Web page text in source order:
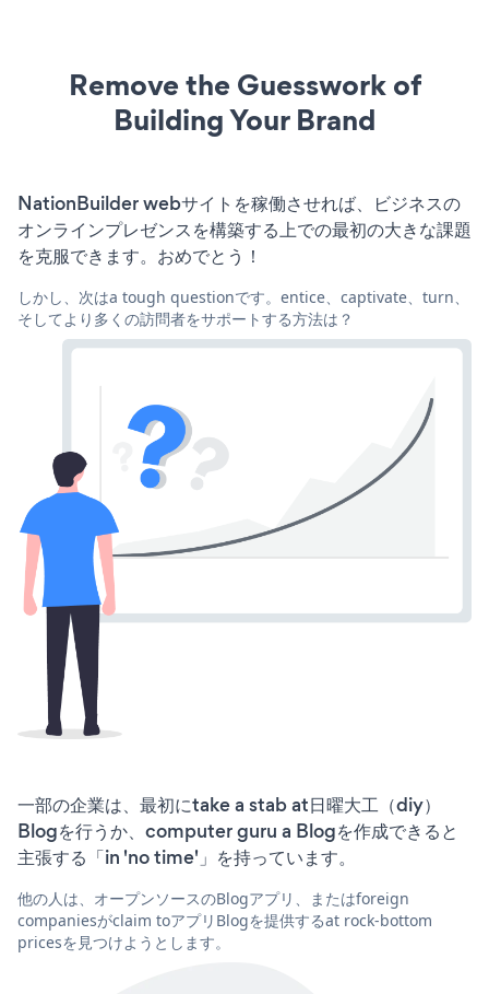
Remove the Guesswork of
Building Your Brand
NationBuilder webサイトを稼働させれば、ビジネスの
オンラインプレゼンスを構築する上での最初の大きな課題
を克服できます。おめでとう！
しかし、次はa tough questionです。entice、captivate、turn、
そしてより多くの訪問者をサポートする方法は？
一部の企業は、最初にtake a stab at日曜大工（diy）
Blogを行うか、computer guru a Blogを作成できると
主張する「in 'no time'」を持っています。
他の人は、オープンソースのBlogアプリ、またはforeign
companiesがclaim toアプリBlogを提供するat rock-bottom
pricesを見つけようとします。